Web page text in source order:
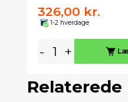
326,00 kr.
1-2 hverdage
- +